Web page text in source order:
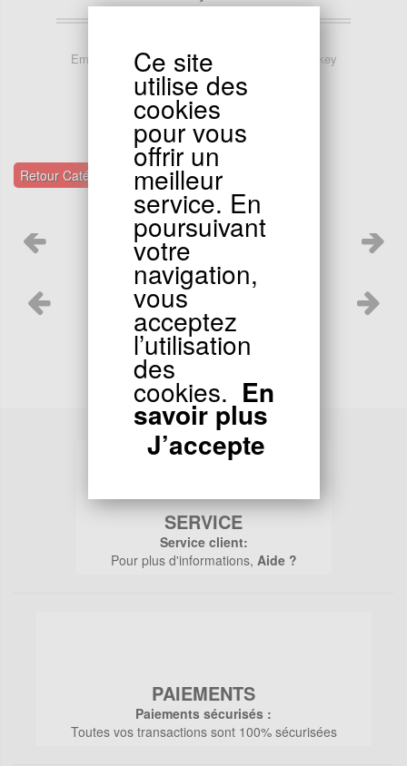
Embout de guidon Tuning Alu (type7) pour Monkey
Gorilla
Retour Catégories Chassis
Pocket Bike
SERVICE
Service client:
Pour plus d'informations, Aide ?
PAIEMENTS
Paiements sécurisés :
Toutes vos transactions sont 100% sécurisées
Ce site
utilise des
cookies
pour vous
offrir un
meilleur
service. En
poursuivant
votre
navigation,
vous
acceptez
l’utilisation
des
cookies. En
savoir plus
J’accepte